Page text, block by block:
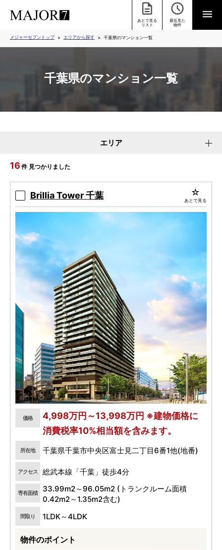
あとで見る
リスト
最近見た
物件
メジャーセブントップ エリアから探す 千葉県のマンション一覧
千葉県のマンション一覧
エリア
16 件 見つかりました
Brillia Tower 千葉 あとで見る
価格
4,998万円～13,998万円 ※建物価格に
消費税率10%相当額を含みます。
所在地 千葉県千葉市中央区富士見二丁目6番1他(地番)
アクセス 総武本線「千葉」徒歩4分
専有面積
33.99m2～96.05m2 (トランクルーム面積
0.42m2～1.35m2含む)
間取り 1LDK～4LDK
物件のポイント